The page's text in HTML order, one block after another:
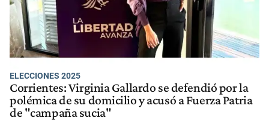
ELECCIONES 2025
Corrientes: Virginia Gallardo se defendió por la
polémica de su domicilio y acusó a Fuerza Patria
de "campaña sucia"